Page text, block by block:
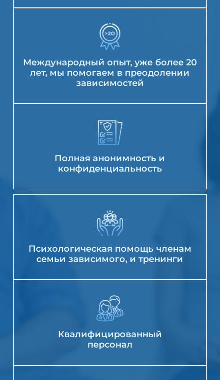
Международный опыт, уже более 20
лет, мы помогаем в преодолении
зависимостей
Полная анонимность и
конфиденциальность
Психологическая помощь членам
семьи зависимого, и тренинги
Квалифицированный
персонал